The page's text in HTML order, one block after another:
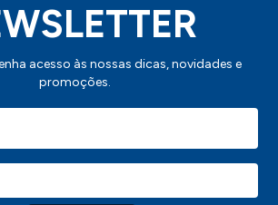
acesso às nossas dicas, novidades e
promoções.